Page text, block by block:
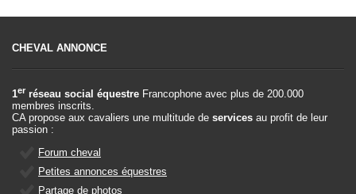
CHEVAL ANNONCE
1er réseau social équestre Francophone avec plus de 200.000
membres inscrits.
CA propose aux cavaliers une multitude de services au profit de leur
passion :
Forum cheval
Petites annonces équestres
Partage de photos